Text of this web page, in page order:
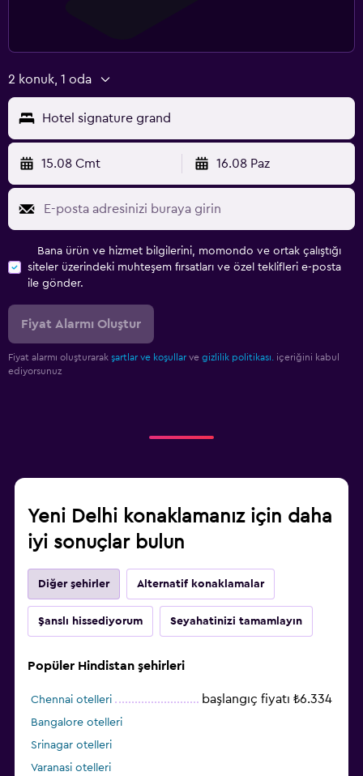
2 konuk, 1 oda
Hotel signature grand
15.08 Cmt 16.08 Paz
Bana ürün ve hizmet bilgilerini, momondo ve ortak çalıştığı
siteler üzerindeki muhteşem fırsatları ve özel teklifleri e-posta
ile gönder.
Fiyat Alarmı Oluştur
Fiyat alarmı oluşturarak şartlar ve koşullar ve gizlilik politikası.
içeriğini kabul
ediyorsunuz
Yeni Delhi konaklamanız için daha
iyi sonuçlar bulun
Diğer şehirler Alternatif konaklamalar
Şanslı hissediyorum Seyahatinizi tamamlayın
Popüler Hindistan şehirleri
Chennai otelleri başlangıç fiyatı ₺6.334
Bangalore otelleri
Srinagar otelleri
Varanasi otelleri